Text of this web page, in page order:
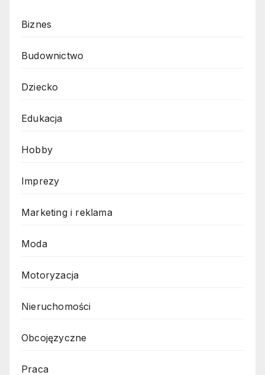
Biznes
Budownictwo
Dziecko
Edukacja
Hobby
Imprezy
Marketing i reklama
Moda
Motoryzacja
Nieruchomości
Obcojęzyczne
Praca